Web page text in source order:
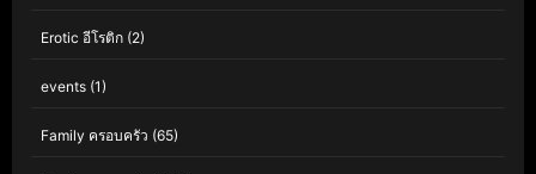
Erotic อีโรติก (2)
events (1)
Family ครอบครัว (65)